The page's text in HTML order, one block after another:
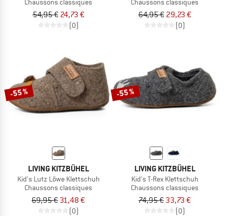
Chaussons classiques
54,95 € 24,73 €
(0)
Chaussons classiques
64,95 € 29,23 €
(0)
-55 %
LIVING KITZBÜHEL
Kid's Lutz Löwe Klettschuh
Chaussons classiques
69,95 € 31,48 €
(0)
-55 %
LIVING KITZBÜHEL
Kid's T-Rex Klettschuh
Chaussons classiques
74,95 € 33,73 €
(0)